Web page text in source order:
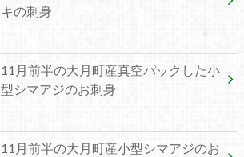
キの刺身
11月前半の大月町産真空パックした小
型シマアジのお刺身
11月前半の大月町産小型シマアジのお